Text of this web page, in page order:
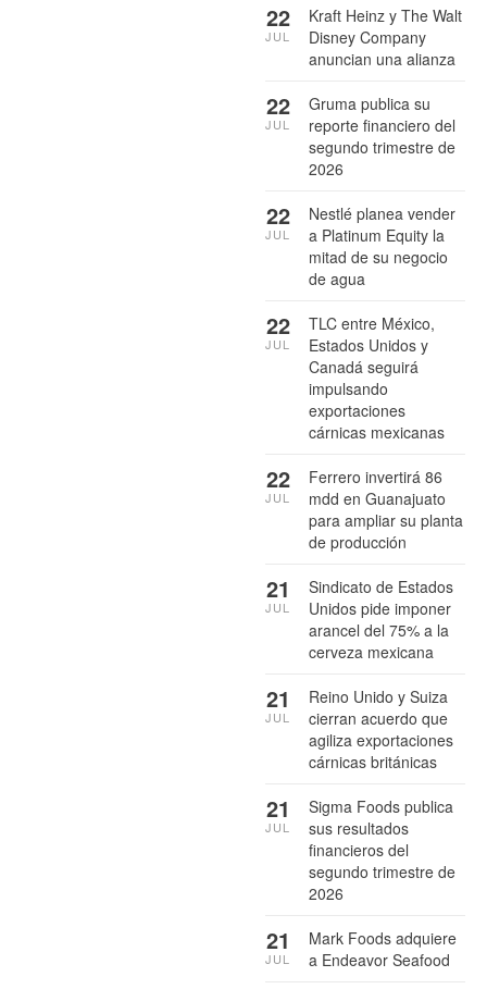
Kraft Heinz y The Walt
Disney Company
anuncian una alianza
22
JUL
Gruma publica su
reporte financiero del
segundo trimestre de
2026
22
JUL
Nestlé planea vender
a Platinum Equity la
mitad de su negocio
de agua
22
JUL
TLC entre México,
Estados Unidos y
Canadá seguirá
impulsando
exportaciones
cárnicas mexicanas
22
JUL
Ferrero invertirá 86
mdd en Guanajuato
para ampliar su planta
de producción
22
JUL
Sindicato de Estados
Unidos pide imponer
arancel del 75% a la
cerveza mexicana
21
JUL
Reino Unido y Suiza
cierran acuerdo que
agiliza exportaciones
cárnicas británicas
21
JUL
Sigma Foods publica
sus resultados
financieros del
segundo trimestre de
2026
21
JUL
Mark Foods adquiere
a Endeavor Seafood
21
JUL